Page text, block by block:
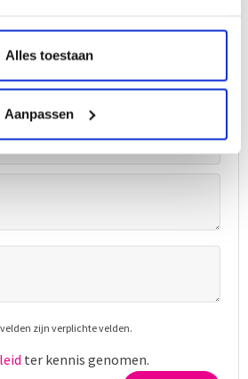
Alles toestaan
Aanpassen
zijn verplichte velden.
ter kennis genomen.